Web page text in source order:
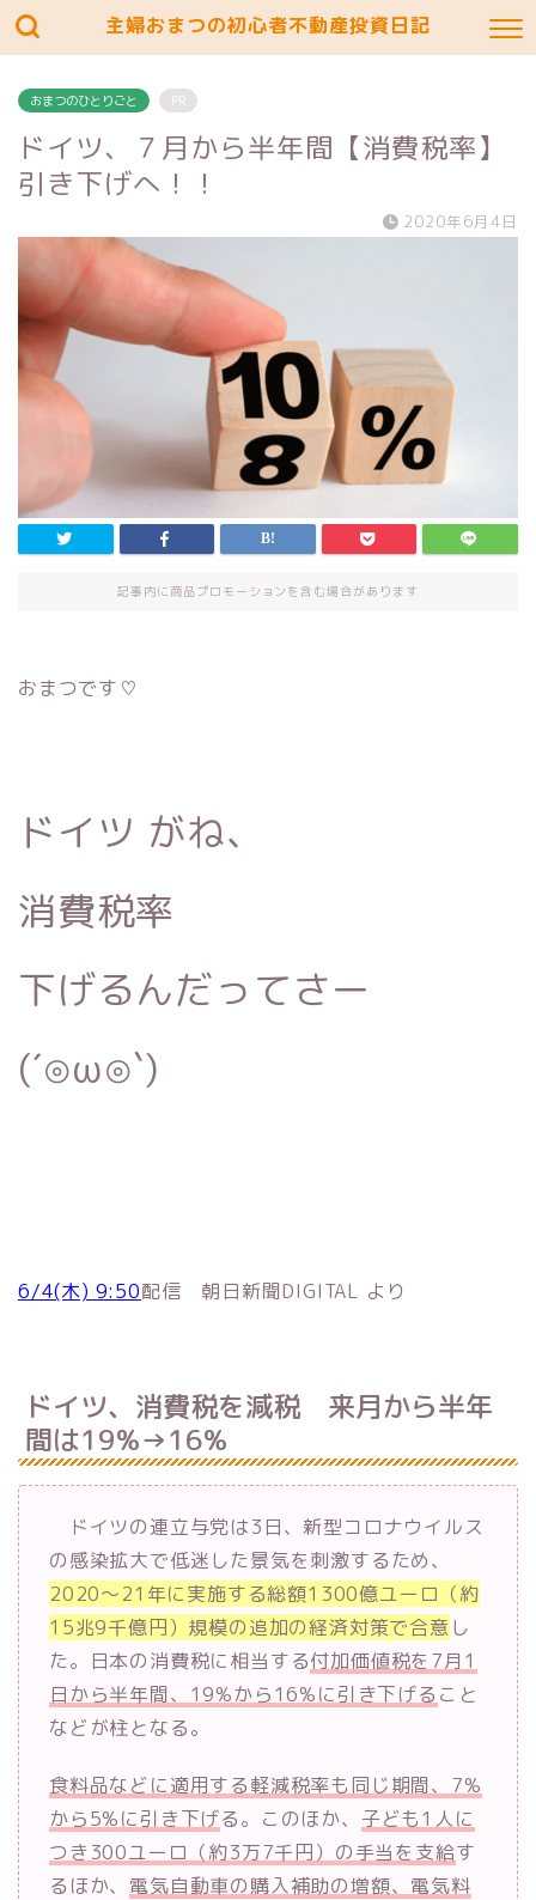
主婦おまつの初心者不動産投資日記
おまつのひとりごと PR
ドイツ、７月から半年間【消費税率】
引き下げへ！！
2020年6月4日
記事内に商品プロモーションを含む場合があります
おまつです♡
ドイツ がね、
消費税率
下げるんだってさー
(´⊙ω⊙`)
6/4(木) 9:50配信 朝日新聞DIGITAL より
ドイツ、消費税を減税 来月から半年
間は19%→16%
ドイツの連立与党は3日、新型コロナウイルス
の感染拡大で低迷した景気を刺激するため、
2020～21年に実施する総額1300億ユーロ（約
15兆9千億円）規模の追加の経済対策で合意 し
た。日本の消費税に相当する付加価値税を7月1
日から半年間、19%から16%に引き下げる こと
などが柱となる。
食料品などに適用する軽減税率も同じ期間、7%
から5%に引き下げる。このほか、 子ども1人に
つき300ユーロ（約3万7千円）の手当を支給す
るほか、 電気自動車の購入補助の増額、電気料